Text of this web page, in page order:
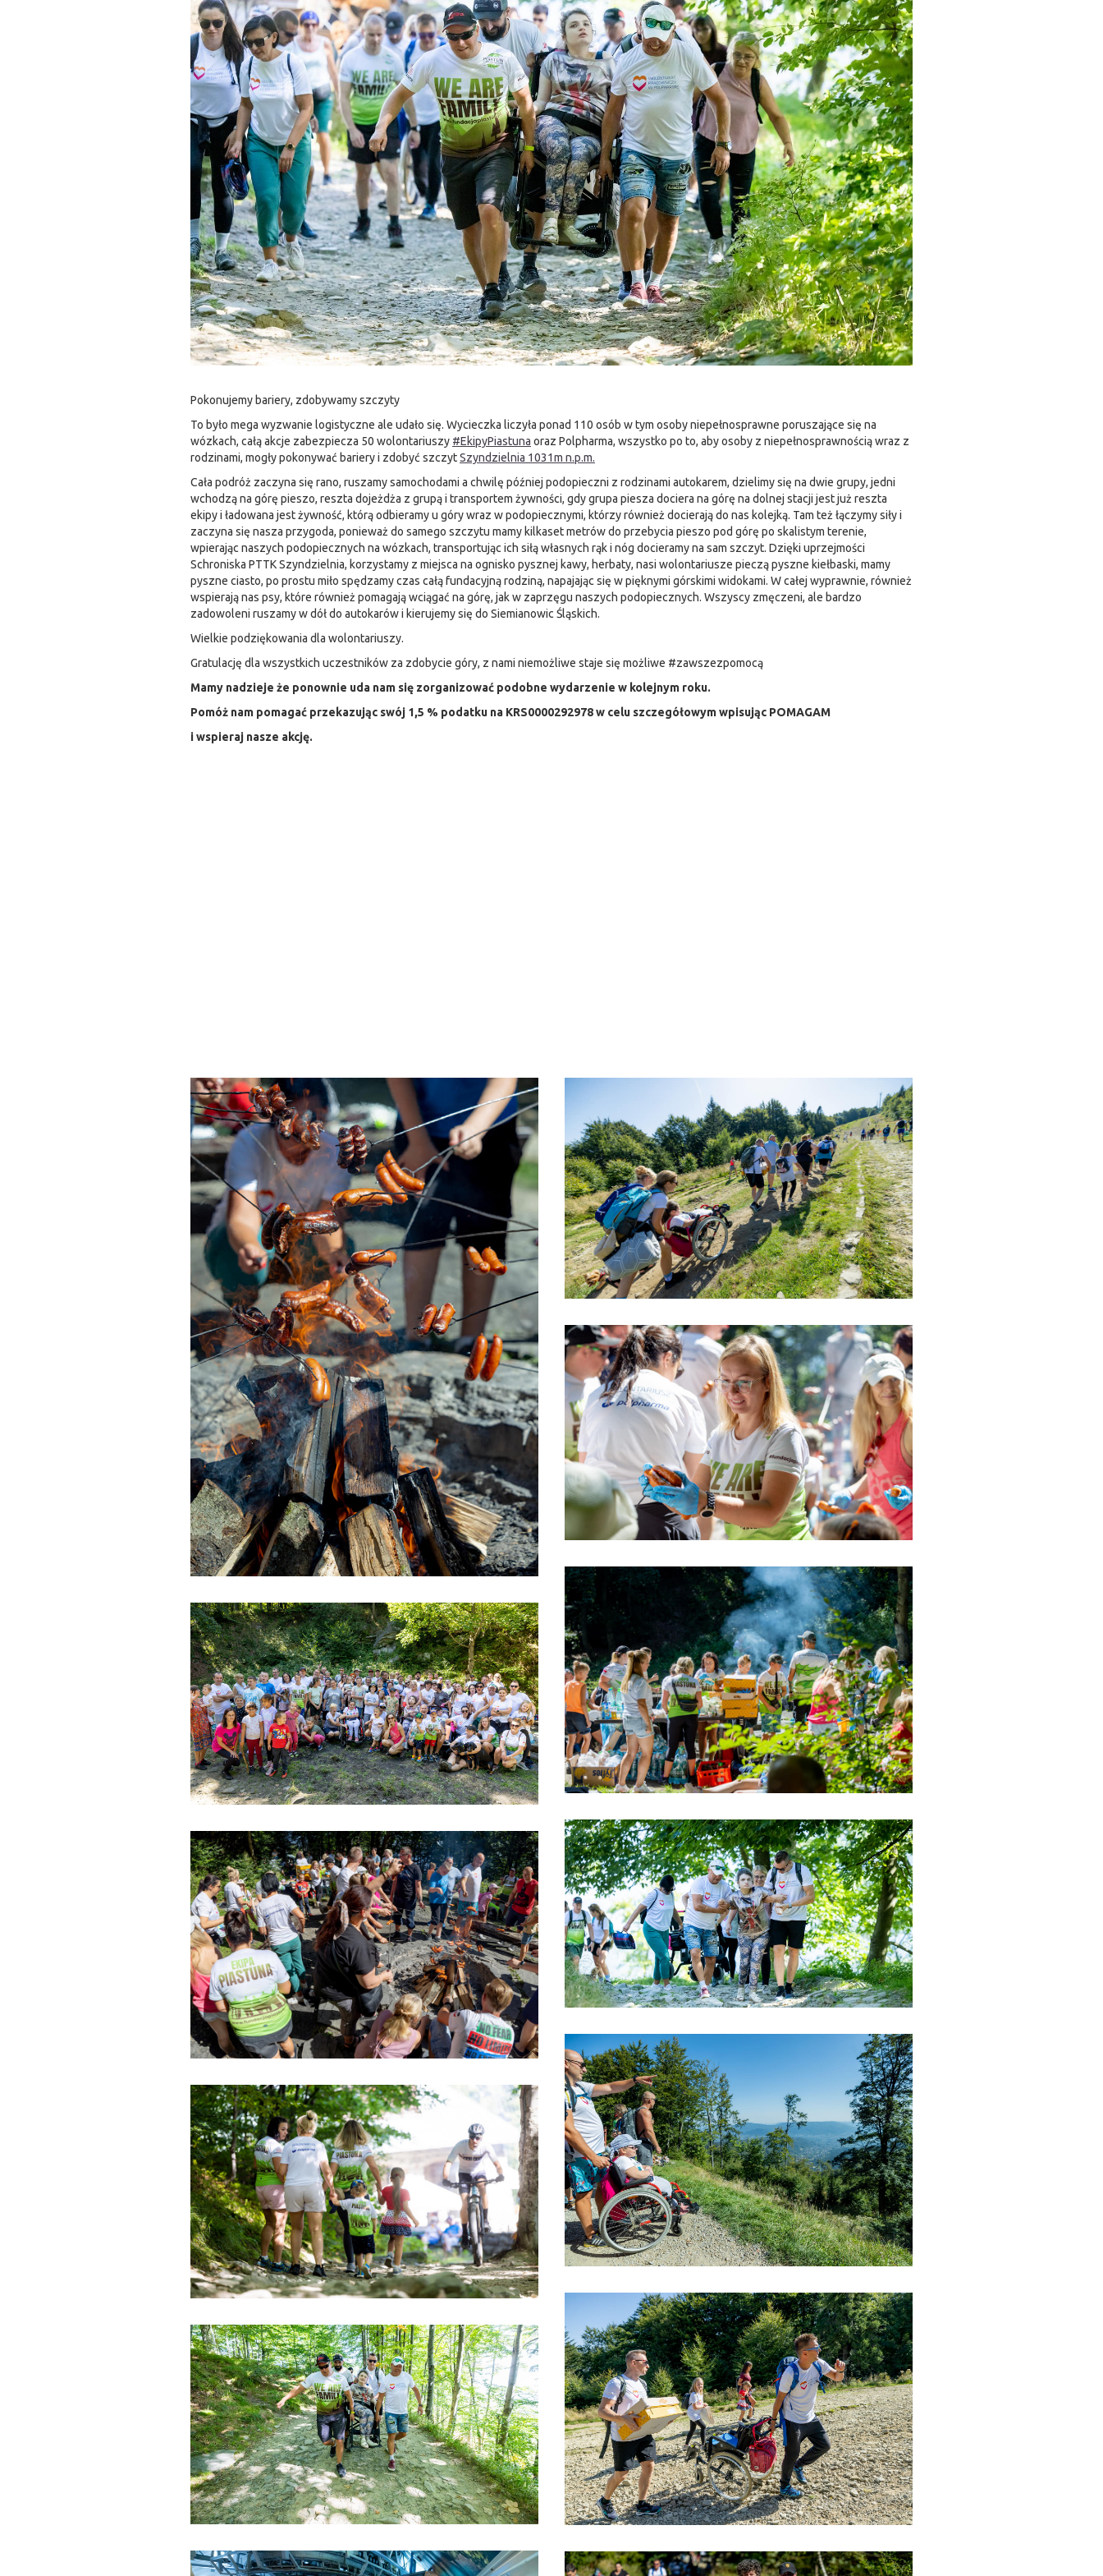
Pokonujemy bariery, zdobywamy szczyty
To było mega wyzwanie logistyczne ale udało się. Wycieczka liczyła ponad 110 osób w tym osoby niepełnosprawne poruszające się na
wózkach, całą akcje zabezpiecza 50 wolontariuszy #EkipyPiastuna oraz Polpharma, wszystko po to, aby osoby z niepełnosprawnością wraz z
rodzinami, mogły pokonywać bariery i zdobyć szczytSzyndzielnia 1031m n.p.m.
Cała podróż zaczyna się rano, ruszamy samochodami a chwilę później podopieczni z rodzinami autokarem, dzielimy się na dwie grupy, jedni
wchodzą na górę pieszo, reszta dojeżdża z grupą i transportem żywności, gdy grupa piesza dociera na górę na dolnej stacji jest już reszta
ekipy i ładowana jest żywność, którą odbieramy u góry wraz w podopiecznymi, którzy również docierają do nas kolejką. Tam też łączymy siły i
zaczyna się nasza przygoda, ponieważ do samego szczytu mamy kilkaset metrów do przebycia pieszo pod górę po skalistym terenie,
wpierając naszych podopiecznych na wózkach, transportując ich siłą własnych rąk i nóg docieramy na sam szczyt. Dzięki uprzejmości
Schroniska PTTK Szyndzielnia, korzystamy z miejsca na ognisko pysznej kawy, herbaty, nasi wolontariusze pieczą pyszne kiełbaski, mamy
pyszne ciasto, po prostu miło spędzamy czas całą fundacyjną rodziną, napajając się w pięknymi górskimi widokami. W całej wyprawnie, również
wspierają nas psy, które również pomagają wciągać na górę, jak w zaprzęgu naszych podopiecznych. Wszyscy zmęczeni, ale bardzo
zadowoleni ruszamy w dół do autokarów i kierujemy się do Siemianowic Śląskich.
Wielkie podziękowania dla wolontariuszy.
Gratulację dla wszystkich uczestników za zdobycie góry, z nami niemożliwe staje się możliwe #zawszezpomocą
Mamy nadzieje że ponownie uda nam się zorganizować podobne wydarzenie w kolejnym roku.
Pomóż nam pomagać przekazując swój 1,5 % podatku na KRS0000292978 w celu szczegółowym wpisując POMAGAM
i wspieraj nasze akcję.